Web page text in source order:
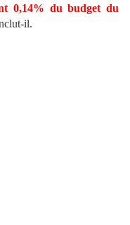
0,14% du budget du
il.